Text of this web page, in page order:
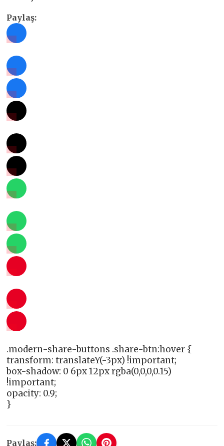
Paylaş:
.modern-share-buttons .share-btn:hover {
transform: translateY(-3px) !important;
box-shadow: 0 6px 12px rgba(0,0,0,0.15)
!important;
opacity: 0.9;
}
Paylaş: